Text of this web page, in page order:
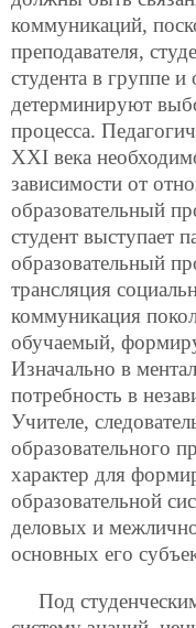
коммуникаций,
преподавателя,
студента в группе
детерминируют
процесса.
ХХI века
зависимости от
образовательный
студент выступает
образовательный
трансляция
коммуникация
обучаемый,
Изначально в
потребность в
Учителе,
образовательного
характер для
образовательной
деловых и
основных его
Под